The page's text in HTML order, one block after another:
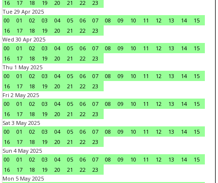
16 17 18 19 20 21 22
23
Tue 29 Apr 2025
00
01 02 03 04 05 06 07 08 09 10 11 12 13 14
15
16
17 18 19 20 21 22
23
Wed 30 Apr 2025
00
01 02 03 04 05 06 07 08 09 10 11 12 13 14
15
16
17 18 19 20 21 22
23
Thu 1 May 2025
00
01 02 03 04 05 06 07 08 09 10 11 12 13 14
15
16
17 18 19 20 21 22
23
Fri 2 May 2025
00
01 02 03 04 05 06 07 08 09 10 11 12 13 14
15
16
17 18 19 20 21 22
23
Sat 3 May 2025
00
01 02 03 04 05 06 07 08 09 10 11 12 13 14
15
16
17 18 19 20 21 22
23
Sun 4 May 2025
00
01 02 03 04 05 06 07 08 09 10 11 12 13 14
15
16
17 18 19 20 21 22
23
Mon 5 May 2025